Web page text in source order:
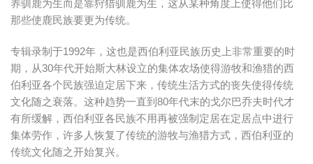
养驯鹿为生而是靠狩猎驯鹿为生，这从某种角度上使得他们比
那些使鹿民族要更为传统。
专辑录制于1992年，这也是西伯利亚民族历史上非常重要的时
期，从30年代开始斯大林设立的集体农场使得游牧和渔猎的西
伯利亚各个民族强迫定居下来，传统生活方式的丧失使得传统
文化随之衰落。这种趋势一直到80年代末的戈尔巴乔夫时代才
有所缓解，西伯利亚各民族不用再被强制定居在定居点中进行
集体劳作，许多人恢复了传统的游牧与渔猎方式，西伯利亚的
传统文化随之开始复兴。